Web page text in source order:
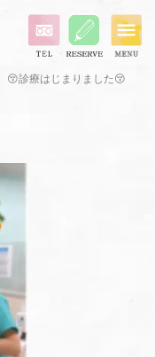
😚診療はじまりました😚